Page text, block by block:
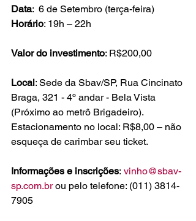
Data:  6 de Setembro (terça-feira)
Horário: 19h – 22h
Valor do investimento: R$200,00
Local: Sede da Sbav/SP, Rua Cincinato
Braga, 321 - 4º andar - Bela Vista
(Próximo ao metrô Brigadeiro).
Estacionamento no local: R$8,00 – não
esqueça de carimbar seu ticket.
Informações e inscrições: vinho@sbav-
sp.com.br ou pelo telefone: (011) 3814-
7905